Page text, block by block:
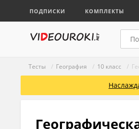
ПОДПИСКИ КОМПЛЕКТЫ
Тесты / География / 10 класс /